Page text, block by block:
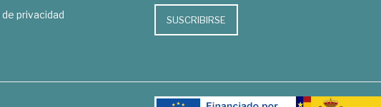
privacidad
SUSCRIBIRSE